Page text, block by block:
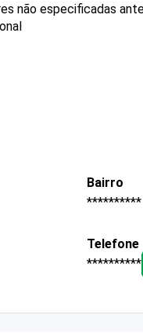
não especificadas
Bairro
**********
Telefone
**********